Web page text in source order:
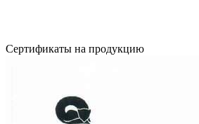
Сертификаты на продукцию